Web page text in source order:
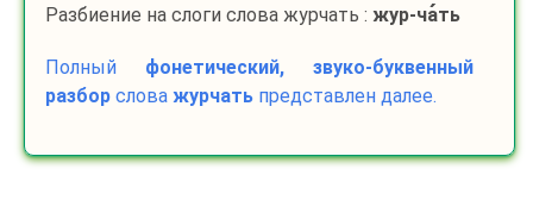
Разбиение на слоги слова журчать : жур-чать
Полный фонетический, звуко-буквенный
разбор слова журчать представлен далее.